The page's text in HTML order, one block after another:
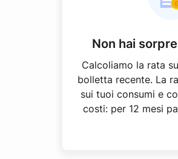
Non hai
Calcoliamo la rata
bolletta recente. La
sui tuoi consumi e
costi: per 12 mesi